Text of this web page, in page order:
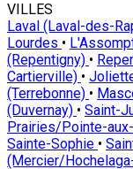
VILLES
Laval (Laval-des-
Lourdes •
(Repentigny) •
Cartierville) •
(Terrebonne) •
(Duvernay) • Saint-
Prairies/Pointe-
Sainte-Sophie •
(Mercier/